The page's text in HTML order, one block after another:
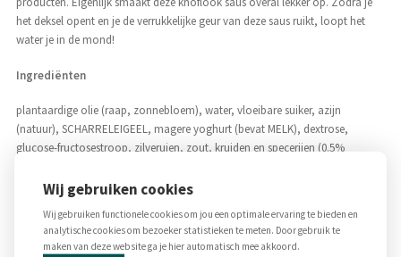
het deksel opent en je de verrukkelijke geur van deze saus ruikt, loopt het
water je in de mond!
Ingrediënten
plantaardige olie (raap, zonnebloem), water, vloeibare suiker, azijn
(natuur), SCHARRELEIGEEL, magere yoghurt (bevat MELK), dextrose,
glucose-fructosestroop, zilveruien, zout, kruiden en specerijen (0.5%
koriander, cayennepeper, kruidnagel, gemberpoeder, kurkuma,
knoflookgranulaat, zetmeel (maïs, TARWE, bevat GLUTEN),
paprikaconcentraat, ui stukjes, suiker, gemodificeerd zetmeel (maïs),
Wij gebruiken cookies
Wij gebruiken functionele cookies om jou een optimale ervaring te bieden en
analytische cookies om bezoeker statistieken te meten. Door gebruik te
maken van deze website ga je hier automatisch mee akkoord.